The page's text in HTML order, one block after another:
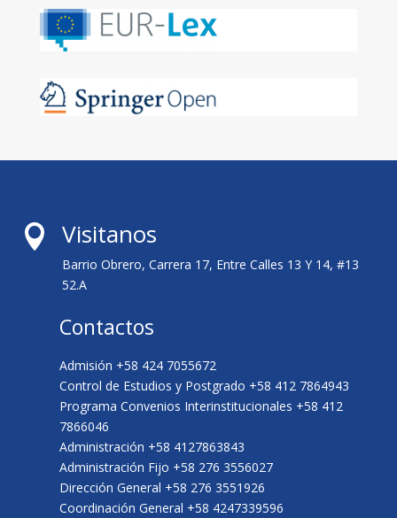
 Visitanos
Barrio Obrero, Carrera 17, Entre Calles 13 Y 14, #13
52.A
Contactos
Admisión +58 424 7055672
Control de Estudios y Postgrado +58 412 7864943
Programa Convenios Interinstitucionales +58 412
7866046
Administración +58 4127863843
Administración Fijo +58 276 3556027
Dirección General +58 276 3551926
Coordinación General +58 4247339596